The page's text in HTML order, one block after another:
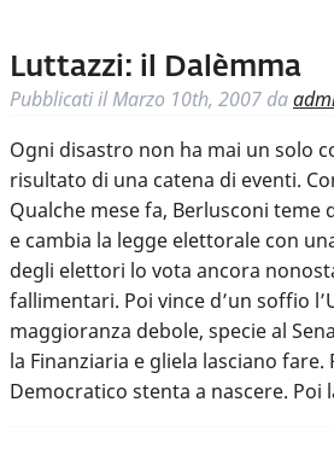
Luttazzi: il Dalèmma
Pubblicati ilMarzo 10th, 2007 da
Ogni disastro non ha mai un solo
risultato di una catena di eventi.
Qualche mese fa, Berlusconi teme
e cambia la legge elettorale con
degli elettori lo vota ancora
fallimentari. Poi vince d’un soffio
maggioranza debole, specie al
la Finanziaria e gliela lasciano fare.
Democratico stenta a nascere. Poi